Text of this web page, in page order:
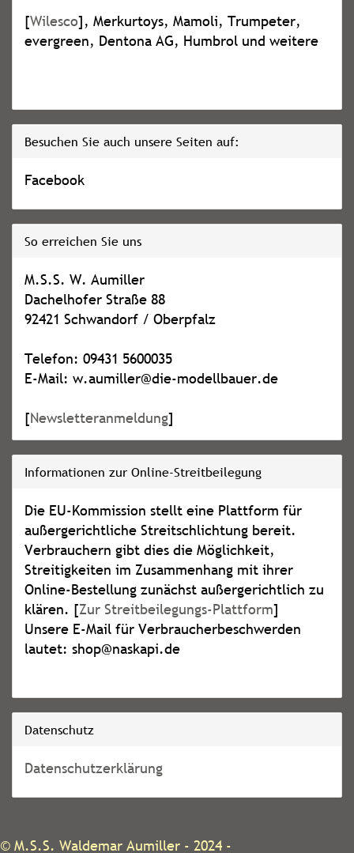
[Wilesco], Merkurtoys, Mamoli, Trumpeter,
evergreen, Dentona AG, Humbrol und weitere
Besuchen Sie auch unsere Seiten auf:
Facebook
So erreichen Sie uns
M.S.S. W. Aumiller
Dachelhofer Straße 88
92421 Schwandorf / Oberpfalz
Telefon: 09431 5600035
E-Mail: w.aumiller@die-modellbauer.de
[Newsletteranmeldung]
Informationen zur Online-Streitbeilegung
Die EU-Kommission stellt eine Plattform für
außergerichtliche Streitschlichtung bereit.
Verbrauchern gibt dies die Möglichkeit,
Streitigkeiten im Zusammenhang mit ihrer
Online-Bestellung zunächst außergerichtlich zu
klären. [Zur Streitbeilegungs-Plattform]
Unsere E-Mail für Verbraucherbeschwerden
lautet: shop@naskapi.de
Datenschutz
Datenschutzerklärung
© M.S.S. Waldemar Aumiller - 2024 -